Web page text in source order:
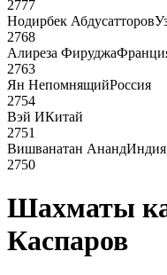
2777
Нодирбек Абдусатторов
2768
Алиреза Фируджа
2763
Ян НепомнящийРоссия
2754
Вэй ИКитай
2751
Вишванатан АнандИндия
2750
Шахматы
Каспаров